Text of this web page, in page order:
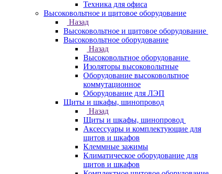
Техника для офиса
Высоковольтное и щитовое оборудование
Назад
Высоковольтное и щитовое оборудование
Высоковольтное оборудование
Назад
Высоковольтное оборудование
Изоляторы высоковольтные
Оборудование высоковольтное
коммутационное
Оборудование для ЛЭП
Щиты и шкафы, шинопровод
Назад
Щиты и шкафы, шинопровод
Аксессуары и комплектующие для
щитов и шкафов
Клеммные зажимы
Климатическое оборудование для
щитов и шкафов